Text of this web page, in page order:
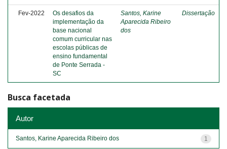
Fev-2022
Os desafios da
implementação da
base nacional
comum curricular nas
escolas públicas de
ensino fundamental
de Ponte Serrada -
SC
Santos, Karine
Aparecida Ribeiro
dos
Dissertação
Busca facetada
Autor
1
Santos, Karine Aparecida Ribeiro dos